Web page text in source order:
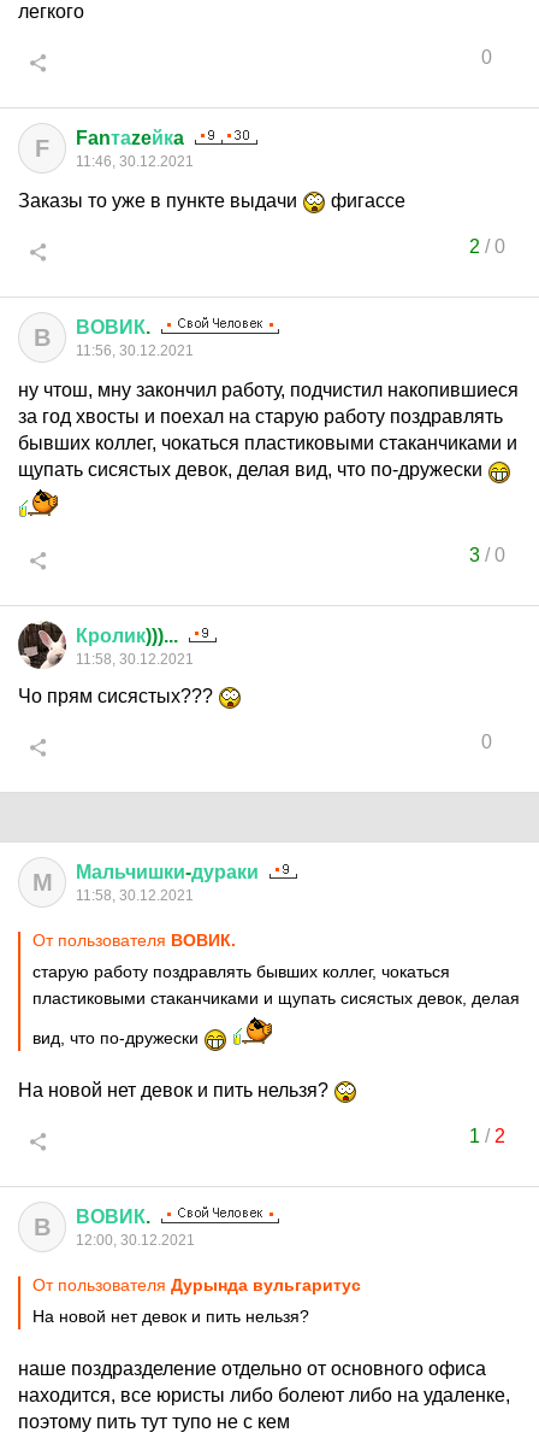
легкого
0
F Fanтаzeйкa
11:46, 30.12.2021
Заказы то уже в пункте выдачи фигассе
2 /0
В ВОВИК.
11:56, 30.12.2021
ну чтош, мну закончил работу, подчистил накопившиеся
за год хвосты и поехал на старую работу поздравлять
бывших коллег, чокаться пластиковыми стаканчиками и
щупать сисястых девок, делая вид, что по-дружески
3/0
Кролик)))...
11:58, 30.12.2021
Чо прям сисястых???
0
М Мальчишки-дураки
11:58, 30.12.2021
От пользователя ВОВИК.
старую работу поздравлять бывших коллег, чокаться
пластиковыми стаканчиками и щупать сисястых девок, делая
вид, что по-дружески
На новой нет девок и пить нельзя?
1 / 2
В ВОВИК.
12:00, 30.12.2021
От пользователя Дурында вульгаритус
На новой нет девок и пить нельзя?
наше поздразделение отдельно от основного офиса
находится, все юристы либо болеют либо на удаленке,
поэтому пить тут тупо не с кем